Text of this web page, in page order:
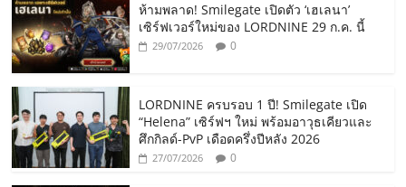
ห้ามพลาด! Smilegate เปิดตัว ‘เฮเลนา’
เซิร์ฟเวอร์ใหม่ของ LORDNINE 29 ก.ค. นี้
29/07/2026 0
LORDNINE ครบรอบ 1 ปี! Smilegate เปิด
“Helena” เซิร์ฟฯ ใหม่ พร้อมอาวุธเคียวและ
ศึกกิลด์-PvP เดือดครึ่งปีหลัง 2026
27/07/2026 0